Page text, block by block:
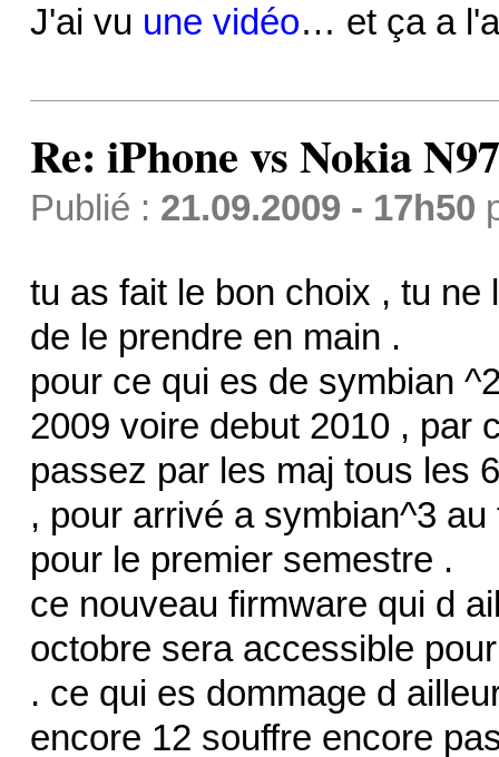
J'ai vu une vidéo… et ça a
Re: iPhone vs Nokia N97
Publié : 21.09.2009 - 17h50
tu as fait le bon choix , tu ne
de le prendre en main .
pour ce qui es de symbian
2009 voire debut 2010 , par
passez par les maj tous les
, pour arrivé a symbian^3
pour le premier semestre .
ce nouveau firmware qui d
octobre sera accessible
. ce qui es dommage d
encore 12 souffre encore